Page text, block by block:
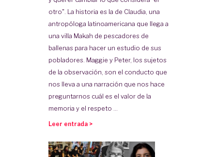
otro". La historia es la de Claudia, una
antropóloga latinoamericana que llega a
una villa Makah de pescadores de
ballenas para hacer un estudio de sus
pobladores. Maggie y Peter, los sujetos
de la observación, son el conducto que
nos lleva a una narración que nos hace
preguntarnos cuál es el valor de la
memoria y el respeto ...
Leer entrada >